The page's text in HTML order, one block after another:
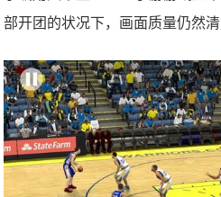
部开团的状况下，画面质量仍然